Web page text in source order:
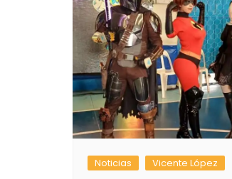
Noticias Vicente López